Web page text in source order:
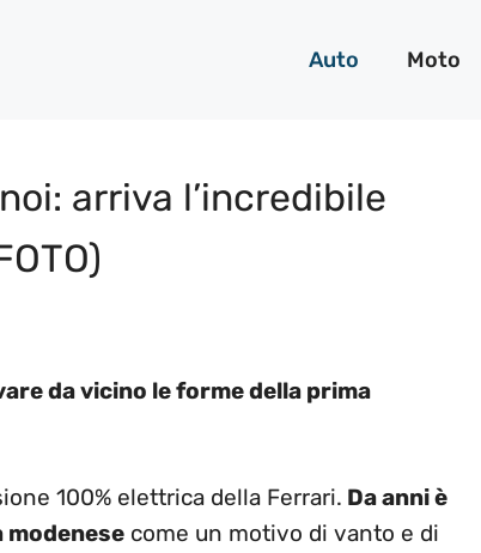
Auto Moto
arriva l’incredibile
da vicino le forme della prima
100% elettrica della Ferrari. Da anni è
modenese come un motivo di vanto e di